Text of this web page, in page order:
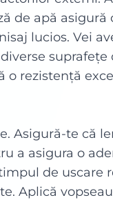
de apă asigură
lucios. Vei
suprafețe
o rezistență
Asigură-te că
a asigura o
de uscare
Aplică